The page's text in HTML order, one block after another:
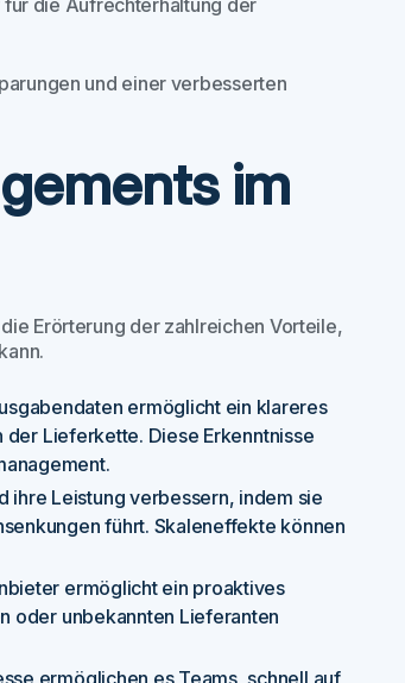
die Aufrechterhaltung der
und einer verbesserten
im
Erörterung der zahlreichen Vorteile,
ermöglicht ein klareres
Lieferkette. Diese Erkenntnisse
ihre Leistung verbessern, indem sie
führt. Skaleneffekte können
ermöglicht ein proaktives
oder unbekannten Lieferanten
ermöglichen es Teams, schnell auf